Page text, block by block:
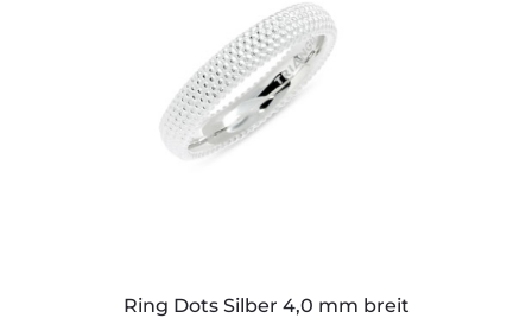
Ring Dots Silber 4,0 mm breit